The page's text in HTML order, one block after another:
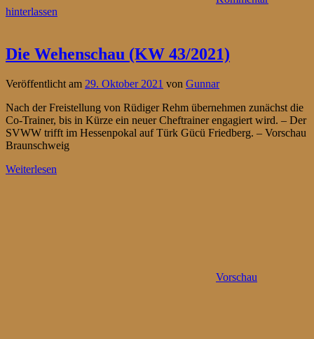
hinterlassen
Die Wehenschau (KW 43/2021)
Veröffentlicht am 29. Oktober 2021 von Gunnar
Nach der Freistellung von Rüdiger Rehm übernehmen zunächst die
Co-Trainer, bis in Kürze ein neuer Cheftrainer engagiert wird. – Der
SVWW trifft im Hessenpokal auf Türk Gücü Friedberg. – Vorschau
Braunschweig
Weiterlesen
Vorschau